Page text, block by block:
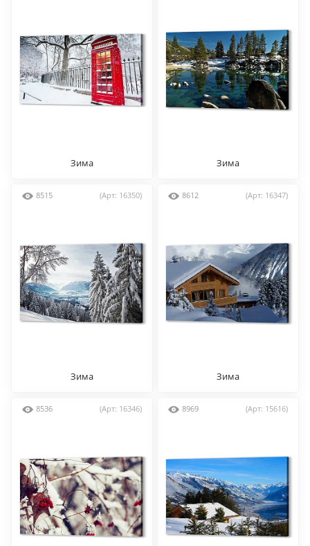
Зима Зима
8515 (Арт: 16350)
Зима
8612 (Арт: 16347)
Зима
8536 (Арт: 16346) 8969 (Арт: 15616)